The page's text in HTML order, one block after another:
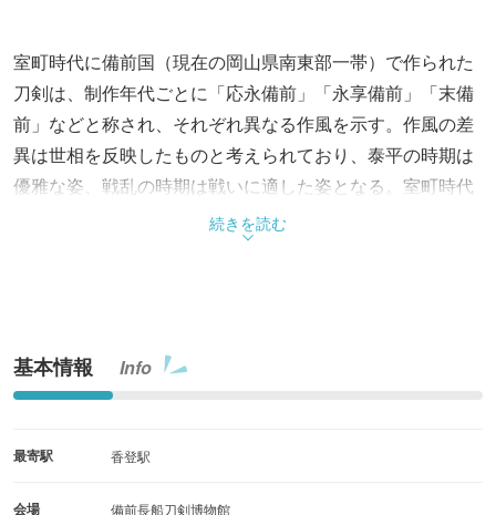
室町時代に備前国（現在の岡山県南東部一帯）で作られた
刀剣は、制作年代ごとに「応永備前」「永享備前」「末備
前」などと称され、それぞれ異なる作風を示す。作風の差
異は世相を反映したものと考えられており、泰平の時期は
優雅な姿、戦乱の時期は戦いに適した姿となる。室町時代
の長船地域で作られた刀剣を中心に、時代とともに移り変
わる備前刀の姿とその魅力を紹介する展示となっている。
続きを読む
基本情報 Info
最寄駅 香登駅
会場 備前長船刀剣博物館